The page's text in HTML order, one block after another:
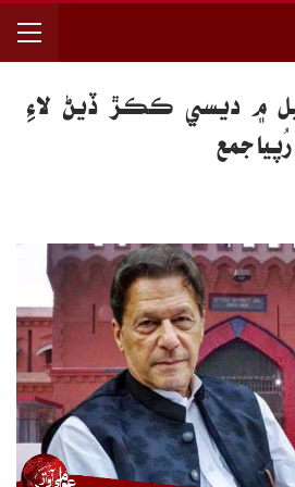
۾ ديسي ڪڪڙ ڏيڻ لاءِ
جمع